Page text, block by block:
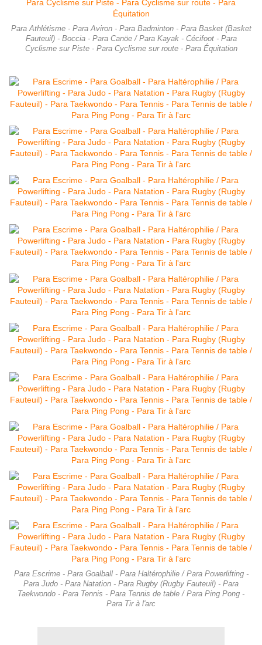
Para Athlétisme - Para Aviron - Para Badminton - Para Basket (Basket
Fauteuil) - Boccia - Para Canöe / Para Kayak - Cécifoot - Para
Cyclisme sur Piste - Para Cyclisme sur route - Para Équitation
Para Escrime - Para Goalball - Para Haltérophilie / Para Powerlifting -
Para Judo - Para Natation - Para Rugby (Rugby Fauteuil) - Para
Taekwondo - Para Tennis - Para Tennis de table / Para Ping Pong -
Para Tir à l'arc